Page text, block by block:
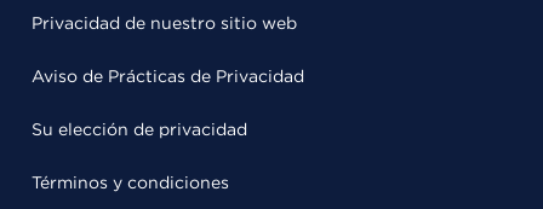
Privacidad de nuestro sitio web
Aviso de Prácticas de Privacidad
Su elección de privacidad
Términos y condiciones